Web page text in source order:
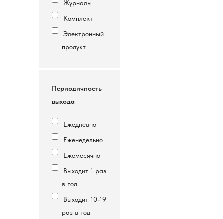
Журналы
Комплект
Электронный
продукт
Периодичность
выхода
Ежедневно
Еженедельно
Ежемесячно
Выходит 1 раз
в год
Выходит 10-19
раз в год